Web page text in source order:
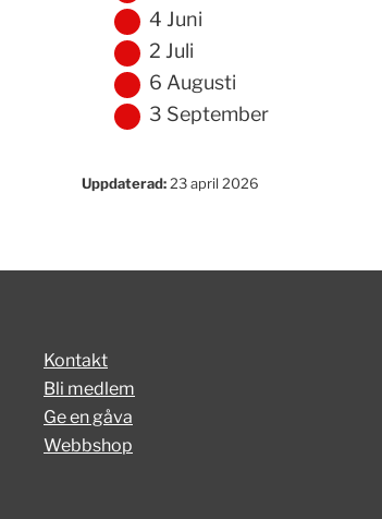
4 Juni
2 Juli
6 Augusti
3 September
Uppdaterad:23 april 2026
Kontakt
Bli medlem
Ge en gåva
Webbshop